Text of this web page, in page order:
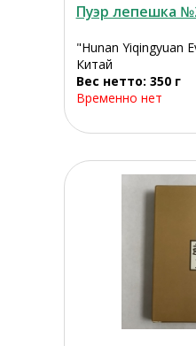
Пуэр лепешка
"Hunan Yiqingyuan
Китай
Вес нетто: 350 г
Временно нет